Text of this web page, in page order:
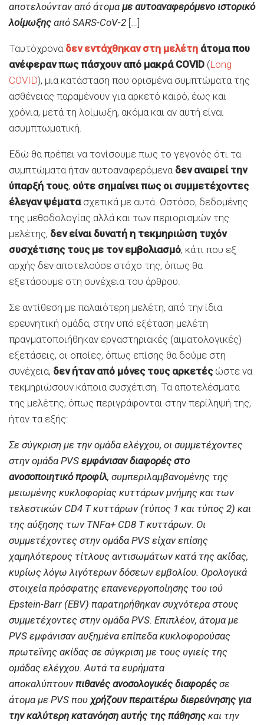
αποτελούνταν από άτομα με αυτοαναφερόμενο ιστορικό
λοίμωξης από SARS-CoV-2 […]
Ταυτόχρονα δεν εντάχθηκαν στη μελέτη άτομα που
ανέφεραν πως πάσχουν από μακρά COVID (Long
COVID), μια κατάσταση που ορισμένα συμπτώματα της
ασθένειας παραμένουν για αρκετό καιρό, έως και
χρόνια, μετά τη λοίμωξη, ακόμα και αν αυτή είναι
ασυμπτωματική.
Εδώ θα πρέπει να τονίσουμε πως το γεγονός ότι τα
συμπτώματα ήταν αυτοαναφερόμενα δεν αναιρεί την
ύπαρξή τους, ούτε σημαίνει πως οι συμμετέχοντες
έλεγαν ψέματασχετικά με αυτά. Ωστόσο, δεδομένης
της μεθοδολογίας αλλά και των περιορισμών της
μελέτης, δεν είναι δυνατή η τεκμηριώση τυχόν
συσχέτισης τους με τον εμβολιασμό, κάτι που εξ
αρχής δεν αποτελούσε στόχο της, όπως θα
εξετάσουμε στη συνέχεια του άρθρου.
Σε αντίθεση με παλαιότερη μελέτη, από την ίδια
ερευνητική ομάδα, στην υπό εξέταση μελέτη
πραγματοποιήθηκαν εργαστηριακές (αιματολογικές)
εξετάσεις, οι οποίες, όπως επίσης θα δούμε στη
συνέχεια, δεν ήταν από μόνες τους αρκετέςώστε να
τεκμηριώσουν κάποια συσχέτιση. Τα αποτελέσματα
της μελέτης, όπως περιγράφονται στην περίληψή της,
ήταν τα εξής:
Σε σύγκριση με την ομάδα ελέγχου, οι συμμετέχοντες
στην ομάδα PVS εμφάνισαν διαφορές στο
ανοσοποιητικό προφίλ, συμπεριλαμβανομένης της
μειωμένης κυκλοφορίας κυττάρων μνήμης και των
τελεστικών CD4 Τ κυττάρων (τύπος 1 και τύπος 2) και
της αύξησης των TNFα+ CD8 Τ κυττάρων. Οι
συμμετέχοντες στην ομάδα PVS είχαν επίσης
χαμηλότερους τίτλους αντισωμάτων κατά της ακίδας,
κυρίως λόγω λιγότερων δόσεων εμβολίου. Ορολογικά
στοιχεία πρόσφατης επανενεργοποίησης του ιού
Epstein-Barr (EBV) παρατηρήθηκαν συχνότερα στους
συμμετέχοντες στην ομάδα PVS. Επιπλέον, άτομα με
PVS εμφάνισαν αυξημένα επίπεδα κυκλοφορούσας
πρωτεΐνης ακίδας σε σύγκριση με τους υγιείς της
ομάδας ελέγχου. Αυτά τα ευρήματα
αποκαλύπτουνπιθανές ανοσολογικές διαφορές σε
άτομα με PVS που χρήζουν περαιτέρω διερεύνησης για
την καλύτερη κατανόηση αυτής της πάθησης και την